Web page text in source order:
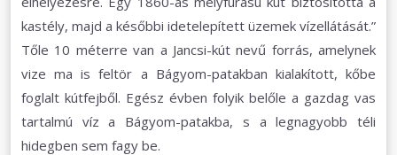
kastély, majd a későbbi idetelepített üzemek vízellátását.”
Tőle 10 méterre van a Jancsi-kút nevű forrás, amelynek
vize ma is feltör a Bágyom-patakban kialakított, kőbe
foglalt kútfejből. Egész évben folyik belőle a gazdag vas
tartalmú víz a Bágyom-patakba, s a legnagyobb téli
hidegben sem fagy be.